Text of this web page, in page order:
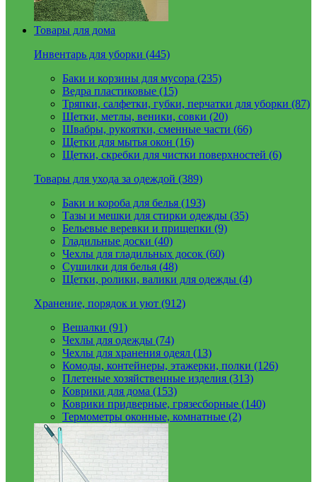
Товары для дома
Инвентарь для уборки (445)
Баки и корзины для мусора (235)
Ведра пластиковые (15)
Тряпки, салфетки, губки, перчатки для уборки (87)
Щетки, метлы, веники, совки (20)
Швабры, рукоятки, сменные части (66)
Щетки для мытья окон (16)
Щетки, скребки для чистки поверхностей (6)
Товары для ухода за одеждой (389)
Баки и короба для белья (193)
Тазы и мешки для стирки одежды (35)
Бельевые веревки и прищепки (9)
Гладильные доски (40)
Чехлы для гладильных досок (60)
Сушилки для белья (48)
Щетки, ролики, валики для одежды (4)
Хранение, порядок и уют (912)
Вешалки (91)
Чехлы для одежды (74)
Чехлы для хранения одеял (13)
Комоды, контейнеры, этажерки, полки (126)
Плетеные хозяйственные изделия (313)
Коврики для дома (153)
Коврики придверные, грязесборные (140)
Термометры оконные, комнатные (2)